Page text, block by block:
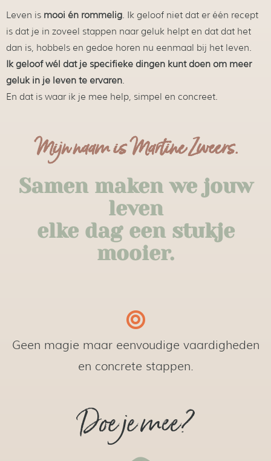
Leven is mooi én rommelig. Ik geloof niet dat er één recept
is dat je in zoveel stappen naar geluk helpt en dat dat het
dan is, hobbels en gedoe horen nu eenmaal bij het leven.
Ik geloof wél dat je specifieke dingen kunt doen om meer
geluk in je leven te ervaren.
En dat is waar ik je mee help, simpel en concreet.
Mijn naam is Martine Zweers.
Samen maken we jouw
leven
elke dag een stukje
mooier.
Geen magie maar eenvoudige vaardigheden
en concrete stappen.
Doe je mee?